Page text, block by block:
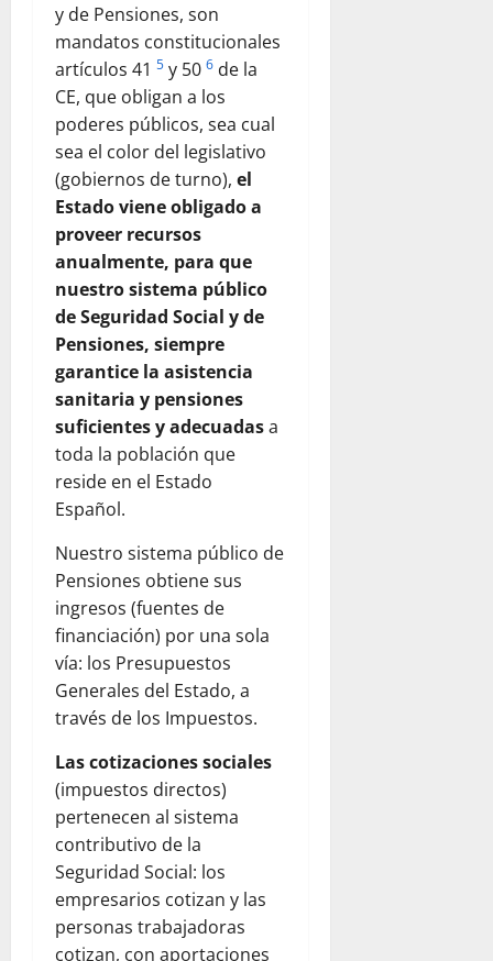
y de Pensiones, son
mandatos constitucionales
artículos 41 5 y 50 6 de la
CE, que obligan a los
poderes públicos, sea cual
sea el color del legislativo
(gobiernos de turno), el
Estado viene obligado a
proveer recursos
anualmente, para que
nuestro sistema público
de Seguridad Social y de
Pensiones, siempre
garantice la asistencia
sanitaria y pensiones
suficientes y adecuadasa
toda la población que
reside en el Estado
Español.
Nuestro sistema público de
Pensiones obtiene sus
ingresos (fuentes de
financiación) por una sola
vía: los Presupuestos
Generales del Estado, a
través de los Impuestos.
Las cotizaciones sociales
(impuestos directos)
pertenecen al sistema
contributivo de la
Seguridad Social: los
empresarios cotizan y las
personas trabajadoras
cotizan, con aportaciones